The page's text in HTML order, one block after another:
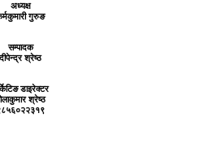
अध्यक्ष
गुरुङ
सम्पादक
दीपेन्द्र श्रेष्ठ
डाइरेक्टर
श्रेष्ठ